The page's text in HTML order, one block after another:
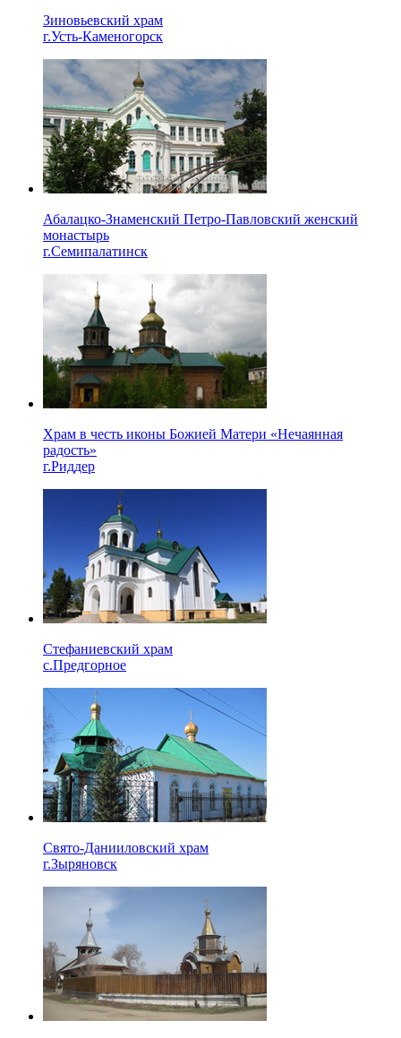
Зиновьевский храм
г.Усть-Каменогорск
Абалацко-Знаменский Петро-Павловский женский
монастырь
г.Семипалатинск
Храм в честь иконы Божией Матери «Нечаянная
радость»
г.Риддер
Стефаниевский храм
с.Предгорное
Свято-Данииловский храм
г.Зыряновск